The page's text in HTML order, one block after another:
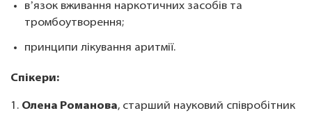
вʼязок вживання наркотичних засобів та
тромбоутворення;
принципи лікування аритмії.
Спікери:
1. Олена Романова, старший науковий співробітник